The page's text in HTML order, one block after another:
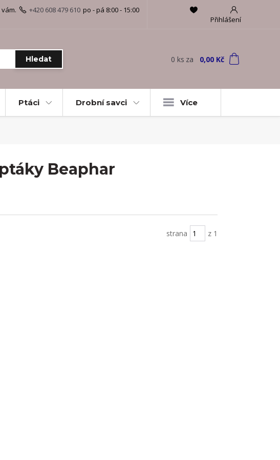
Přihlášení
Hledat
+420 608 479 610 po - pá 8:00 - 15:00
0 ks za 0,00 Kč
Ptáci Drobní savci Více
Beaphar
strana z 1